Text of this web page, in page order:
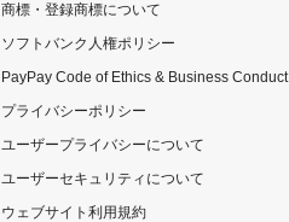
商標・登録商標について
ソフトバンク人権ポリシー
PayPay Code of Ethics & Business Conduct
プライバシーポリシー
ユーザープライバシーについて
ユーザーセキュリティについて
ウェブサイト利用規約